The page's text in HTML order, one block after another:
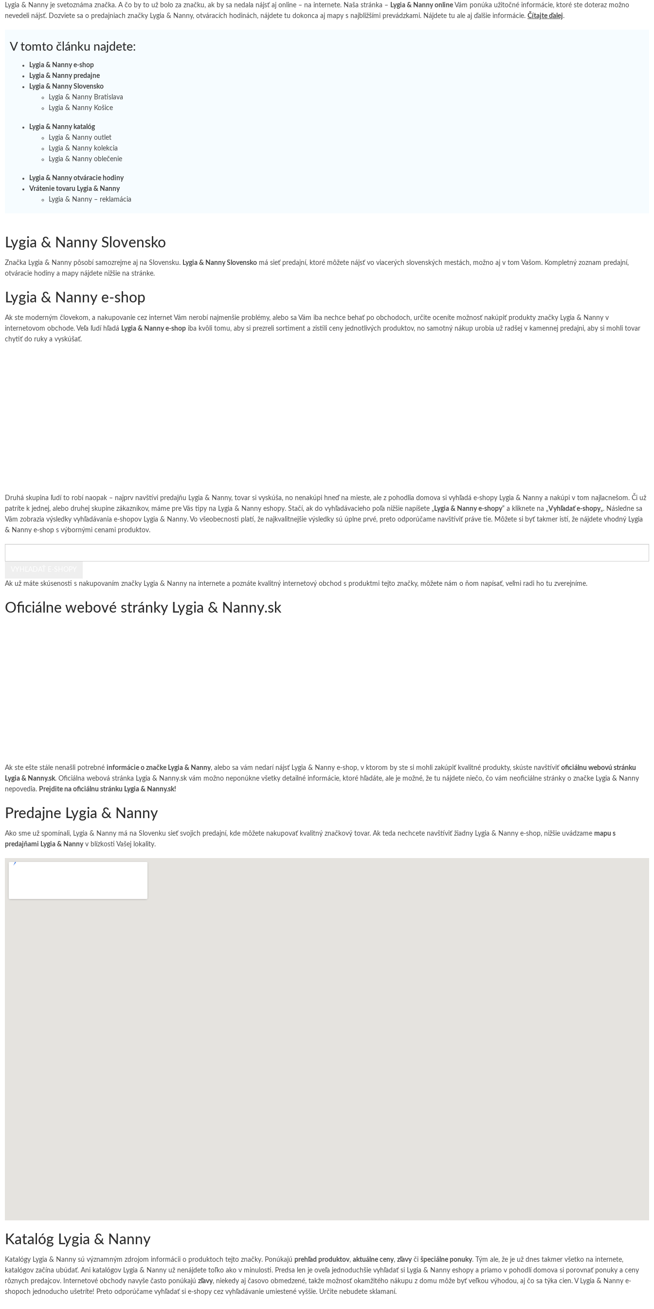
Lygia & Nanny je svetoznáma značka. A čo by to už bolo za značku, ak by sa nedala nájsť aj online – na internete. Naša stránka – Lygia & Nanny online Vám ponúka užitočné informácie, ktoré ste doteraz možno
nevedeli nájsť. Dozviete sa o predajniach značky Lygia & Nanny, otváracích hodinách, nájdete tu dokonca aj mapy s najbližšími prevádzkami. Nájdete tu ale aj ďalšie informácie. Čítajte ďalej.
V tomto článku najdete:
Lygia & Nanny e-shop
Lygia & Nanny predajne
Lygia & Nanny Slovensko
Lygia & Nanny Bratislava
Lygia & Nanny Košice
Lygia & Nanny katalóg
Lygia & Nanny outlet
Lygia & Nanny kolekcia
Lygia & Nanny oblečenie
Lygia & Nanny otváracie hodiny
Vrátenie tovaru Lygia & Nanny
Lygia & Nanny – reklamácia
Lygia & Nanny Slovensko
Značka Lygia & Nanny pôsobí samozrejme aj na Slovensku. Lygia & Nanny Slovensko má sieť predajní, ktoré môžete nájsť vo viacerých slovenských mestách, možno aj v tom Vašom. Kompletný zoznam predajní,
otváracie hodiny a mapy nájdete nižšie na stránke.
Lygia & Nanny e-shop
Ak ste moderným človekom, a nakupovanie cez internet Vám nerobí najmenšie problémy, alebo sa Vám iba nechce behať po obchodoch, určite oceníte možnosť nakúpiť produkty značky Lygia & Nanny v
internetovom obchode. Veľa ľudí hľadá Lygia & Nanny e-shop iba kvôli tomu, aby si prezreli sortiment a zistili ceny jednotlivých produktov, no samotný nákup urobia už radšej v kamennej predajni, aby si mohli tovar
chytiť do ruky a vyskúšať.
Druhá skupina ľudí to robí naopak – najprv navštívi predajňu Lygia & Nanny, tovar si vyskúša, no nenakúpi hneď na mieste, ale z pohodlia domova si vyhľadá e-shopy Lygia & Nanny a nakúpi v tom najlacnešom. Či už
patríte k jednej, alebo druhej skupine zákazníkov, máme pre Vás tipy na Lygia & Nanny eshopy. Stačí, ak do vyhľadávacieho poľa nižšie napíšete „ Lygia & Nanny e-shopy“ a kliknete na „Vyhľadať e-shopy„. Následne sa
Vám zobrazia výsledky vyhľadávania e-shopov Lygia & Nanny. Vo všeobecnosti platí, že najkvalitnejšie výsledky sú úplne prvé, preto odporúčame navštíviť práve tie. Môžete si byť takmer istí, že nájdete vhodný Lygia
& Nanny e-shop s výbornými cenami produktov.
Ak už máte skúsenosti s nakupovaním značky Lygia & Nanny na internete a poznáte kvalitný internetový obchod s produktmi tejto značky, môžete nám o ňom napísať, veľmi radi ho tu zverejníme.
Oficiálne webové stránky Lygia & Nanny.sk
Ak ste ešte stále nenašli potrebné informácie o značke Lygia & Nanny, alebo sa vám nedarí nájsť Lygia & Nanny e-shop, v ktorom by ste si mohli zakúpiť kvalitné produkty, skúste navštíviť oficiálnu webovú stránku
Lygia & Nanny.sk. Oficiálna webová stránka Lygia & Nanny.sk vám možno neponúkne všetky detailné informácie, ktoré hľadáte, ale je možné, že tu nájdete niečo, čo vám neoficiálne stránky o značke Lygia & Nanny
nepovedia. Prejdite na oficiálnu stránku Lygia & Nanny.sk!
Predajne Lygia & Nanny
Ako sme už spomínali, Lygia & Nanny má na Slovenku sieť svojich predajní, kde môžete nakupovať kvalitný značkový tovar. Ak teda nechcete navštíviť žiadny Lygia & Nanny e-shop, nižšie uvádzame mapu s
predajňami Lygia & Nannyv blízkosti Vašej lokality.
Katalóg Lygia & Nanny
Katalógy Lygia & Nanny sú významným zdrojom informácii o produktoch tejto značky. Ponúkajú prehľad produktov, aktuálne ceny, zľavyči špeciálne ponuky. Tým ale, že je už dnes takmer všetko na internete,
katalógov začína ubúdať. Ani katalógov Lygia & Nanny už nenájdete toľko ako v minulosti. Predsa len je oveľa jednoduchšie vyhľadať si Lygia & Nanny eshopy a priamo v pohodlí domova si porovnať ponuky a ceny
rôznych predajcov. Internetové obchody navyše často ponúkajú zľavy, niekedy aj časovo obmedzené, takže možnosť okamžitého nákupu z domu môže byť veľkou výhodou, aj čo sa týka cien. V Lygia & Nanny e-
shopoch jednoducho ušetríte! Preto odporúčame vyhľadať si e-shopy cez vyhľadávanie umiestené vyššie. Určite nebudete sklamaní.